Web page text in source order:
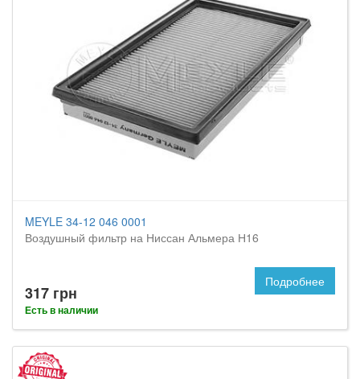
MEYLE 34-12 046 0001
Воздушный фильтр на Ниссан Альмера Н16
317 грн
Есть в наличии
Подробнее